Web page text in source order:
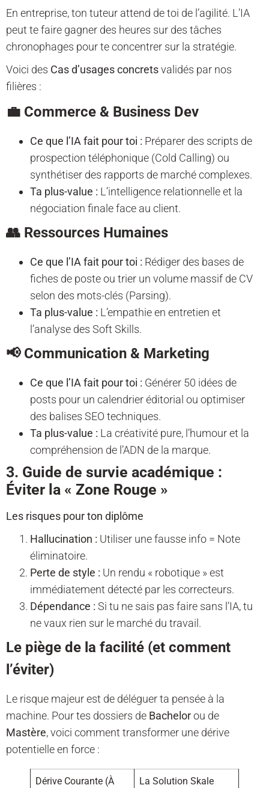
En entreprise, ton tuteur attend de toi de l’agilité. L’IA
peut te faire gagner des heures sur des tâches
chronophages pour te concentrer sur la stratégie.
Voici des Cas d’usages concretsvalidés par nos
filières :
💼 Commerce & Business Dev
Ce que l’IA fait pour toi : Préparer des scripts de
prospection téléphonique (Cold Calling) ou
synthétiser des rapports de marché complexes.
Ta plus-value : L’intelligence relationnelle et la
négociation finale face au client.
👥 Ressources Humaines
Ce que l’IA fait pour toi : Rédiger des bases de
fiches de poste ou trier un volume massif de CV
selon des mots-clés (Parsing).
Ta plus-value : L’empathie en entretien et
l’analyse des Soft Skills.
📢 Communication & Marketing
Ce que l’IA fait pour toi : Générer 50 idées de
posts pour un calendrier éditorial ou optimiser
des balises SEO techniques.
Ta plus-value : La créativité pure, l’humour et la
compréhension de l’ADN de la marque.
3. Guide de survie académique :
Éviter la « Zone Rouge »
Les risques pour ton diplôme
Hallucination : Utiliser une fausse info = Note
éliminatoire.
Perte de style : Un rendu « robotique » est
immédiatement détecté par les correcteurs.
Dépendance : Si tu ne sais pas faire sans l’IA, tu
ne vaux rien sur le marché du travail.
Le piège de la facilité (et comment
l’éviter)
Le risque majeur est de déléguer ta pensée à la
machine. Pour tes dossiers de Bachelorou de
Mastère, voici comment transformer une dérive
potentielle en force :
Dérive Courante (À
La Solution Skale